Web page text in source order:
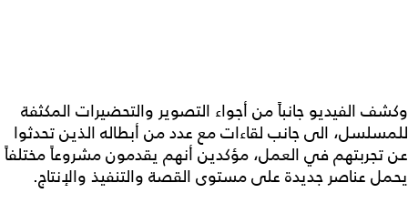
وكشف الفيديو جانباً من أجواء التصوير والتحضيرات المكثفة
للمسلسل، الى جانب لقاءات مع عدد من أبطاله الذين تحدثوا
عن تجربتهم في العمل، مؤكدين أنهم يقدمون مشروعاً مختلفاً
يحمل عناصر جديدة على مستوى القصة والتنفيذ والإنتاج.